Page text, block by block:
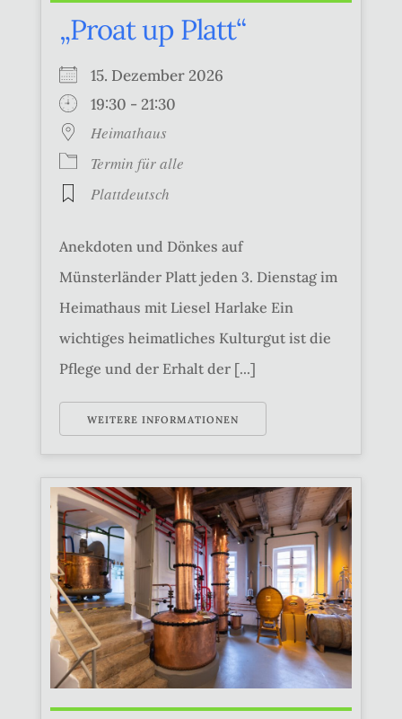
„Proat up Platt“
15. Dezember 2026
19:30 - 21:30
Heimathaus
Termin für alle
Plattdeutsch
Anekdoten und Dönkes auf
Münsterländer Platt jeden 3. Dienstag im
Heimathaus mit Liesel Harlake Ein
wichtiges heimatliches Kulturgut ist die
Pflege und der Erhalt der [...]
WEITERE INFORMATIONEN